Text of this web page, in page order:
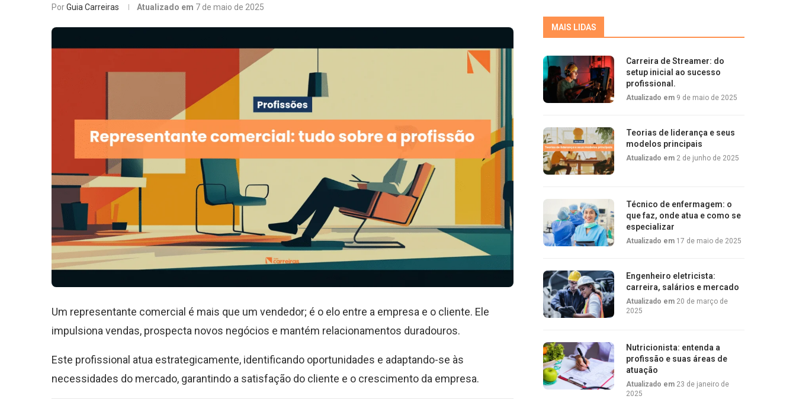
PorGuia Carreiras Atualizado em 7 de maio de 2025
Um representante comercial é mais que um vendedor; é o elo entre a empresa e o cliente. Ele
impulsiona vendas, prospecta novos negócios e mantém relacionamentos duradouros.
Este profissional atua estrategicamente, identificando oportunidades e adaptando-se às
necessidades do mercado, garantindo a satisfação do cliente e o crescimento da empresa.
MAIS LIDAS
Carreira de Streamer: do
setup inicial ao sucesso
profissional.
Atualizado em 9 de maio de 2025
Teorias de liderança e seus
modelos principais
Atualizado em 2 de junho de 2025
Técnico de enfermagem: o
que faz, onde atua e como se
especializar
Atualizado em 17 de maio de 2025
Engenheiro eletricista:
carreira, salários e mercado
Atualizado em 20 de março de
2025
Nutricionista: entenda a
profissão e suas áreas de
atuação
Atualizado em 23 de janeiro de
2025